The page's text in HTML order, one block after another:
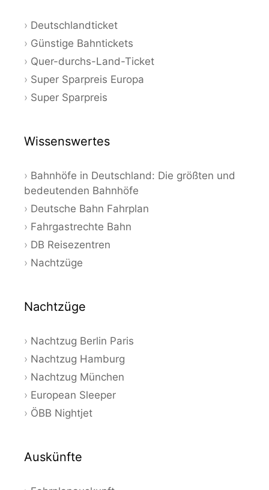
Deutschlandticket
Günstige Bahntickets
Quer-durchs-Land-Ticket
Super Sparpreis Europa
Super Sparpreis
Wissenswertes
Bahnhöfe in Deutschland: Die größten und
bedeutenden Bahnhöfe
Deutsche Bahn Fahrplan
Fahrgastrechte Bahn
DB Reisezentren
Nachtzüge
Nachtzüge
Nachtzug Berlin Paris
Nachtzug Hamburg
Nachtzug München
European Sleeper
ÖBB Nightjet
Auskünfte